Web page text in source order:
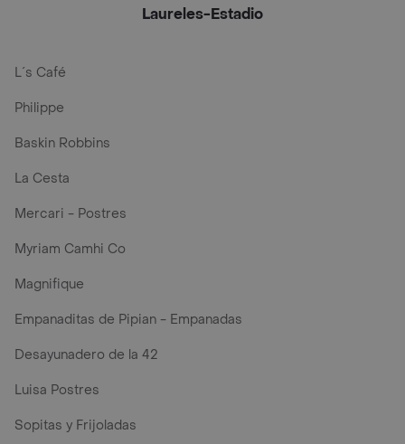
Laureles-Estadio
L´s Café
Philippe
Baskin Robbins
La Cesta
Mercari - Postres
Myriam Camhi Co
Magnifique
Empanaditas de Pipian - Empanadas
Desayunadero de la 42
Luisa Postres
Sopitas y Frijoladas